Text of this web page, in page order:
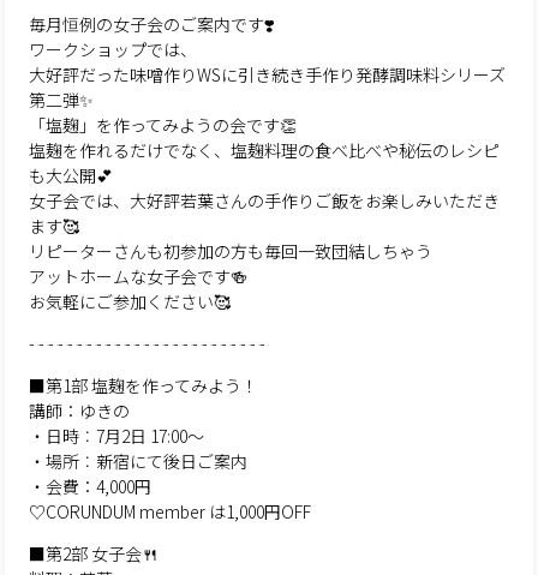
毎月恒例の女子会のご案内です❣️
ワークショップでは、
大好評だった味噌作りWSに引き続き手作り発酵調味料シリーズ
第二弾✨
「塩麹」を作ってみようの会です👏
塩麹を作れるだけでなく、塩麹料理の食べ比べや秘伝のレシピ
も大公開💕
女子会では、大好評若葉さんの手作りご飯をお楽しみいただき
ます🥰
リピーターさんも初参加の方も毎回一致団結しちゃう
アットホームな女子会です🍻
お気軽にご参加ください🥰
- - - - - - - - - - - - - - - - - - - - - - - - -
■第1部 塩麹を作ってみよう！
講師：ゆきの
・日時︰7月2日 17:00～
・場所︰新宿にて後日ご案内
・会費：4,000円
♡CORUNDUM member は1,000円OFF
■第2部 女子会🍴